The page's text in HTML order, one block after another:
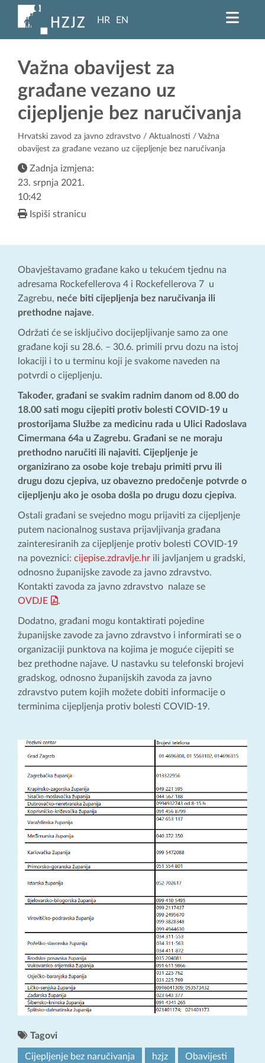
HR EN
Važna obavijest za
građane vezano uz
cijepljenje bez naručivanja
Hrvatski zavod za javno zdravstvo / Aktualnosti / Važna
obavijest za građane vezano uz cijepljenje bez naručivanja
Zadnja izmjena:
23. srpnja 2021.
10:42
Ispiši stranicu
Obavještavamo građane kako u tekućem tjednu na
adresama Rockefellerova 4 i Rockefellerova 7 u
Zagrebu, neće biti cijepljenja bez naručivanja ili
prethodne najave.
Održati će se isključivo docijepljivanje samo za one
građane koji su 28.6. – 30.6. primili prvu dozu na istoj
lokaciji i to u terminu koji je svakome naveden na
potvrdi o cijepljenju.
Također, građani se svakim radnim danom od 8.00 do
18.00 sati mogu cijepiti protiv bolesti COVID-19 u
prostorijama Službe za medicinu rada u Ulici Radoslava
Cimermana 64a u Zagrebu. Građani se ne moraju
prethodno naručiti ili najaviti. Cijepljenje je
organizirano za osobe koje trebaju primiti prvu ili
drugu dozu cjepiva, uz obavezno predočenje potvrde o
cijepljenju ako je osoba došla po drugu dozu cjepiva.
Ostali građani se svejedno mogu prijaviti za cijepljenje
putem nacionalnog sustava prijavljivanja građana
zainteresiranih za cijepljenje protiv bolesti COVID-19
na poveznici: cijepise.zdravlje.hr ili javljanjem u gradski,
odnosno županijske zavode za javno zdravstvo.
Kontakti zavoda za javno zdravstvo nalaze se
OVDJE
.
Dodatno, građani mogu kontaktirati pojedine
županijske zavode za javno zdravstvo i informirati se o
organizaciji punktova na kojima je moguće cijepiti se
bez prethodne najave. U nastavku su telefonski brojevi
gradskog, odnosno županijskih zavoda za javno
zdravstvo putem kojih možete dobiti informacije o
terminima cijepljenja protiv bolesti COVID-19.
Tagovi
Cijepljenje bez naručivanja hzjz Obavijesti